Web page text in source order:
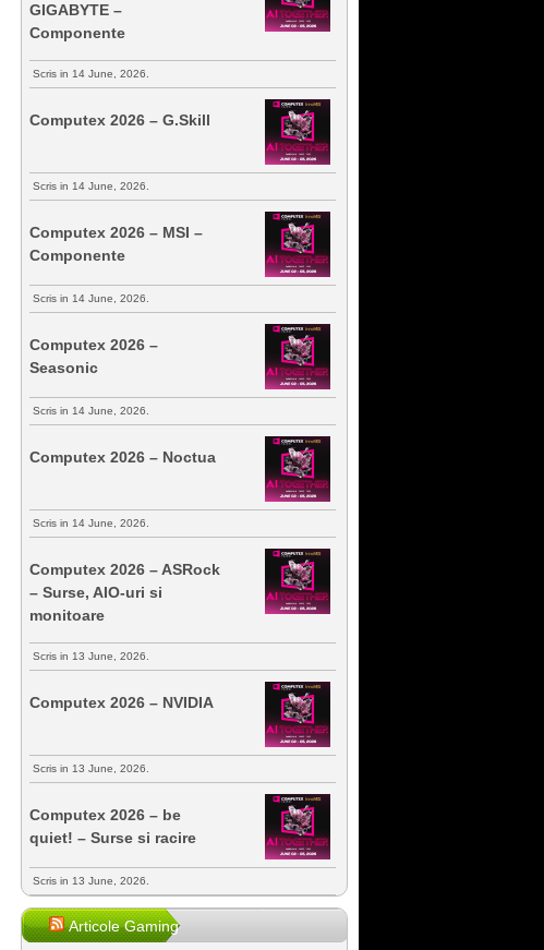
GIGABYTE –
Componente
Scris in 14 June, 2026.
Computex 2026 – G.Skill
Scris in 14 June, 2026.
Computex 2026 – MSI –
Componente
Scris in 14 June, 2026.
Computex 2026 –
Seasonic
Scris in 14 June, 2026.
Computex 2026 – Noctua
Scris in 14 June, 2026.
Computex 2026 – ASRock
– Surse, AIO-uri si
monitoare
Scris in 13 June, 2026.
Computex 2026 – NVIDIA
Scris in 13 June, 2026.
Computex 2026 – be
quiet! – Surse si racire
Scris in 13 June, 2026.
Articole Gaming